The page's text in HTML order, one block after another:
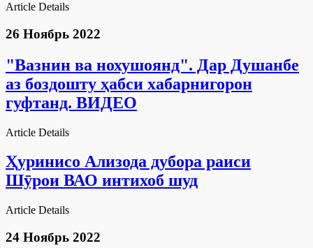
Article Details
26 Ноябрь 2022
"Вазнин ва нохушоянд". Дар Душанбе
аз боздошту ҳабси хабарнигорон
гуфтанд. ВИДЕО
Article Details
Ҳуринисо Ализода дубора раиси
Шӯрои ВАО интихоб шуд
Article Details
24 Ноябрь 2022